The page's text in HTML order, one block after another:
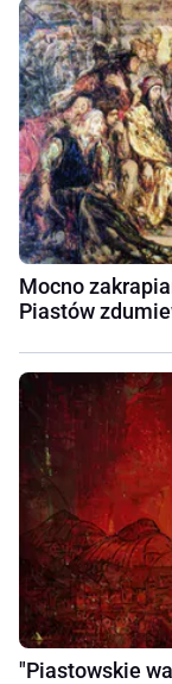
Mocno
Piastów
"Piastowskie